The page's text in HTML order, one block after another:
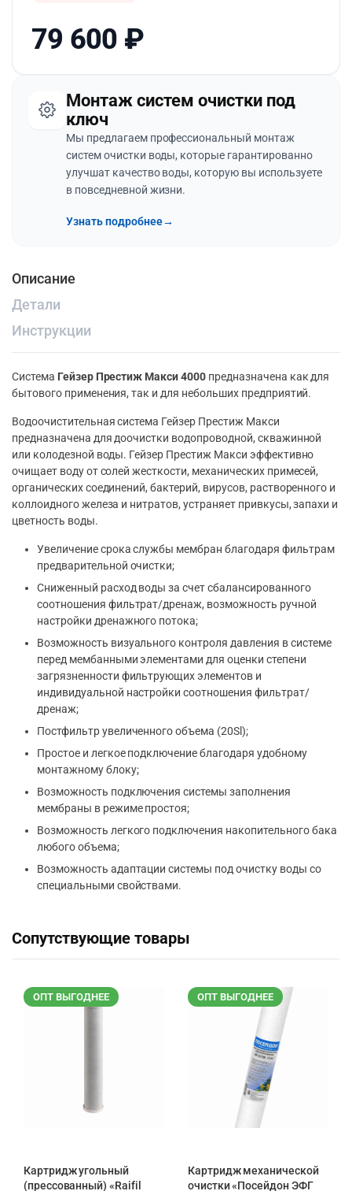
79 600 ₽
Монтаж систем очистки под
ключ
Мы предлагаем профессиональный монтаж
систем очистки воды, которые гарантированно
улучшат качество воды, которую вы используете
в повседневной жизни.
Узнать подробнее→
Описание
Детали
Инструкции
Система Гейзер Престиж Макси 4000 предназначена как для
бытового применения, так и для небольших предприятий.
Водоочистительная система Гейзер Престиж Макси
предназначена для доочистки водопроводной, скважинной
или колодезной воды. Гейзер Престиж Макси эффективно
очищает воду от солей жесткости, механических примесей,
органических соединений, бактерий, вирусов, растворенного и
коллоидного железа и нитратов, устраняет привкусы, запахи и
цветность воды.
Увеличение срока службы мембран благодаря фильтрам
предварительной очистки;
Сниженный расход воды за счет сбалансированного
соотношения фильтрат/дренаж, возможность ручной
настройки дренажного потока;
Возможность визуального контроля давления в системе
перед мембанными элементами для оценки степени
загрязненности фильтрующих элементов и
индивидуальной настройки соотношения фильтрат/
дренаж;
Постфильтр увеличенного объема (20Sl);
Простое и легкое подключение благодаря удобному
монтажному блоку;
Возможность подключения системы заполнения
мембраны в режиме простоя;
Возможность легкого подключения накопительного бака
любого объема;
Возможность адаптации системы под очистку воды со
специальными свойствами.
Сопутствующие товары
ОПТ ВЫГОДНЕЕ
Картридж угольный
(прессованный) «Raifil
ОПТ ВЫГОДНЕЕ
Картридж механической
очистки «Посейдон ЭФГ